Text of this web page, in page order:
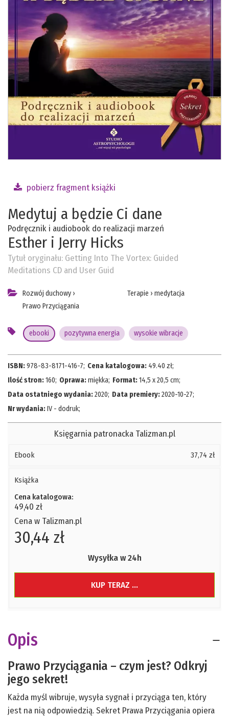
pobierz fragment książki
Medytuj a będzie Ci dane
Podręcznik i audiobook do realizacji marzeń
Esther i Jerry Hicks
Tytuł oryginału: Getting Into The Vortex: Guided
Meditations CD and User Guid
Rozwój duchowy ›
Prawo Przyciągania
Terapie › medytacja
ebooki pozytywna energia wysokie wibracje
ISBN:978-83-8171-416-7; Cena katalogowa: 49.40 zł;
Ilość stron:160; Oprawa:miękka; Format:14,5 x 20,5 cm;
Data ostatniego wydania:2020; Data premiery:2020-10-27;
Nr wydania:IV - dodruk;
Księgarnia patronacka Talizman.pl
Ebook 37,74 zł
Książka
Cena katalogowa:
49,40 zł
Cena w Talizman.pl
30,44 zł
Wysyłka w 24h
KUP TERAZ ...
Opis
Prawo Przyciągania – czym jest? Odkryj
jego sekret!
Każda myśl wibruje, wysyła sygnał i przyciąga ten, który
jest na nią odpowiedzią. Sekret Prawa Przyciągania opiera